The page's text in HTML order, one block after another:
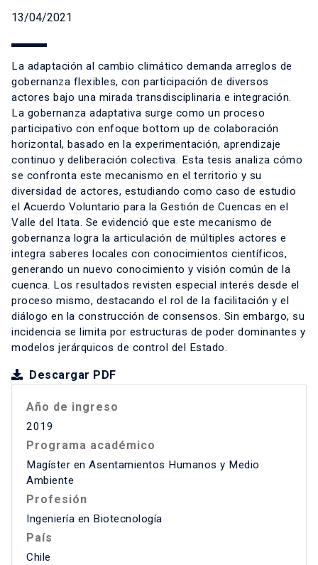
13/04/2021
La adaptación al cambio climático demanda arreglos de
gobernanza flexibles, con participación de diversos
actores bajo una mirada transdisciplinaria e integración.
La gobernanza adaptativa surge como un proceso
participativo con enfoque bottom up de colaboración
horizontal, basado en la experimentación, aprendizaje
continuo y deliberación colectiva. Esta tesis analiza cómo
se confronta este mecanismo en el territorio y su
diversidad de actores, estudiando como caso de estudio
el Acuerdo Voluntario para la Gestión de Cuencas en el
Valle del Itata. Se evidenció que este mecanismo de
gobernanza logra la articulación de múltiples actores e
integra saberes locales con conocimientos científicos,
generando un nuevo conocimiento y visión común de la
cuenca. Los resultados revisten especial interés desde el
proceso mismo, destacando el rol de la facilitación y el
diálogo en la construcción de consensos. Sin embargo, su
incidencia se limita por estructuras de poder dominantes y
modelos jerárquicos de control del Estado.
Descargar PDF
Año de ingreso
2019
Programa académico
Magíster en Asentamientos Humanos y Medio
Ambiente
Profesión
Ingeniería en Biotecnología
País
Chile